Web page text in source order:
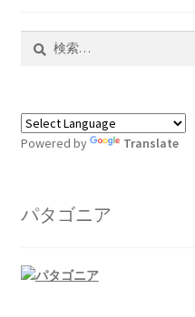
Powered by Translate
パタゴニア